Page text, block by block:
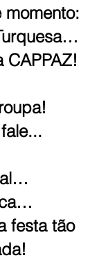
momento:
CAPPAZ!
festa tão